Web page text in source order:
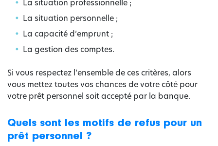
La situation professionnelle ;
La situation personnelle ;
La capacité d’emprunt ;
La gestion des comptes.
Si vous respectez l’ensemble de ces critères, alors
vous mettez toutes vos chances de votre côté pour
votre prêt personnel soit accepté par la banque.
Quels sont les motifs de refus pour un
prêt personnel ?